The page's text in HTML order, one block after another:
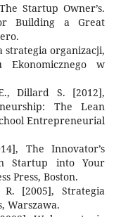
Startup Owner’s.
Building a Great
strategia organizacji,
Ekonomicznego w
Dillard S. [2012],
The Lean
Entrepreneurial
The Innovator’s
Startup into Your
Press, Boston.
[2005], Strategia
Warszawa.